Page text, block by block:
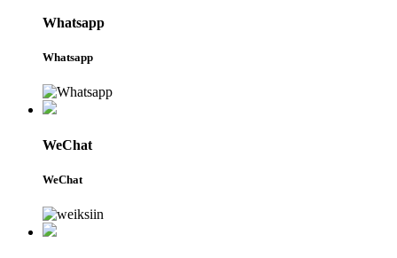
Whatsapp
Whatsapp
WeChat
WeChat